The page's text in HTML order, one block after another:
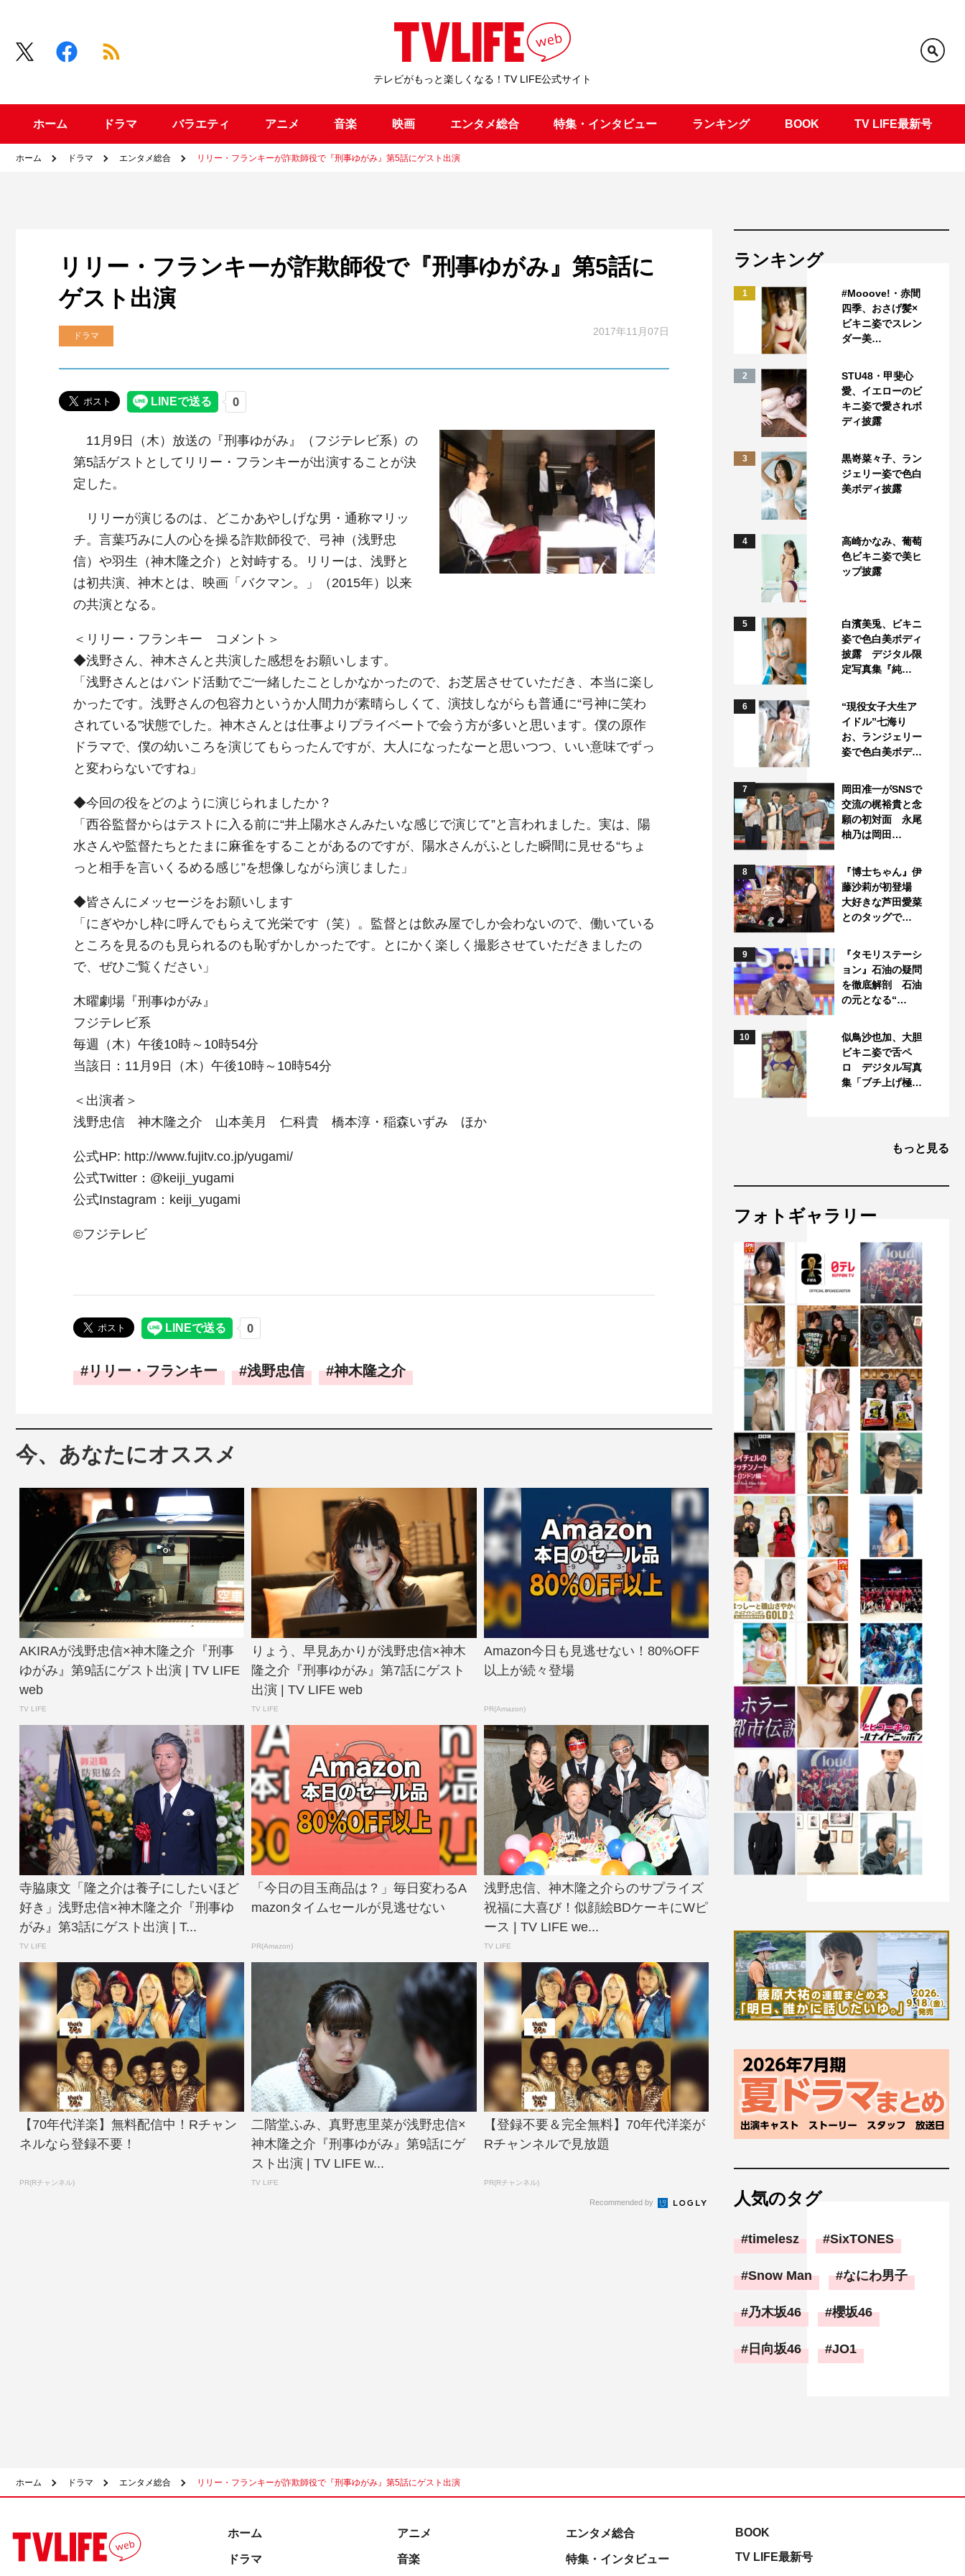
テレビがもっと楽しくなる！TV LIFE公式サイト
ホーム ドラマ バラエティ アニメ 音楽 映画 エンタメ総合 特集・インタビュー ランキング BOOK TV LIFE最新号
ホーム ドラマ エンタメ総合 リリー・フランキーが詐欺師役で『刑事ゆがみ』第5話にゲスト出演
リリー・フランキーが詐欺師役で『刑事ゆがみ』第5話に
ゲスト出演
ドラマ 2017年11月07日
11月9日（木）放送の『刑事ゆがみ』（フジテレビ系）の
第5話ゲストとしてリリー・フランキーが出演することが決
定した。
リリーが演じるのは、どこかあやしげな男・通称マリッ
チ。言葉巧みに人の心を操る詐欺師役で、弓神（浅野忠
信）や羽生（神木隆之介）と対峙する。リリーは、浅野と
は初共演、神木とは、映画「バクマン。」（2015年）以来
の共演となる。
＜リリー・フランキー コメント＞
◆浅野さん、神木さんと共演した感想をお願いします。
「浅野さんとはバンド活動でご一緒したことしかなかったので、お芝居させていただき、本当に楽し
かったです。浅野さんの包容力というか人間力が素晴らしくて、演技しながらも普通に“弓神に笑わ
されている”状態でした。神木さんとは仕事よりプライベートで会う方が多いと思います。僕の原作
ドラマで、僕の幼いころを演じてもらったんですが、大人になったなーと思いつつ、いい意味でずっ
と変わらないですね」
◆今回の役をどのように演じられましたか？
「西谷監督からはテストに入る前に“井上陽水さんみたいな感じで演じて”と言われました。実は、陽
水さんや監督たちとたまに麻雀をすることがあるのですが、陽水さんがふとした瞬間に見せる“ちょ
っと相手を言いくるめる感じ”を想像しながら演じました」
◆皆さんにメッセージをお願いします
「にぎやかし枠に呼んでもらえて光栄です（笑）。監督とは飲み屋でしか会わないので、働いている
ところを見るのも見られるのも恥ずかしかったです。とにかく楽しく撮影させていただきましたの
で、ぜひご覧ください」
木曜劇場『刑事ゆがみ』
フジテレビ系
毎週（木）午後10時～10時54分
当該日：11月9日（木）午後10時～10時54分
＜出演者＞
浅野忠信 神木隆之介 山本美月 仁科貴 橋本淳・稲森いずみ ほか
公式HP: http://www.fujitv.co.jp/yugami/
公式Twitter：@keiji_yugami
公式Instagram：keiji_yugami
©フジテレビ
リリー・フランキー 浅野忠信 神木隆之介
今、あなたにオススメ
AKIRAが浅野忠信×神木隆之介『刑事
ゆがみ』第9話にゲスト出演 | TV LIFE
web
TV LIFE
りょう、早見あかりが浅野忠信×神木
隆之介『刑事ゆがみ』第7話にゲスト
出演 | TV LIFE web
TV LIFE
Amazon今日も見逃せない！80%OFF
以上が続々登場
PR(Amazon)
寺脇康文「隆之介は養子にしたいほど
好き」浅野忠信×神木隆之介『刑事ゆ
がみ』第3話にゲスト出演 | T...
TV LIFE
「今日の目玉商品は？」毎日変わるA
mazonタイムセールが見逃せない
PR(Amazon)
浅野忠信、神木隆之介らのサプライズ
祝福に大喜び！似顔絵BDケーキにWピ
ース | TV LIFE we...
TV LIFE
【70年代洋楽】無料配信中！Rチャン
ネルなら登録不要！
PR(Rチャンネル)
二階堂ふみ、真野恵里菜が浅野忠信×
神木隆之介『刑事ゆがみ』第9話にゲ
スト出演 | TV LIFE w...
TV LIFE
【登録不要＆完全無料】70年代洋楽が
Rチャンネルで見放題
PR(Rチャンネル)
Recommended by
ランキング
1
#Mooove!・赤間
四季、おさげ髪×
ビキニ姿でスレン
ダー美…
2
STU48・甲斐心
愛、イエローのビ
キニ姿で愛されボ
ディ披露
3
黒嵜菜々子、ラン
ジェリー姿で色白
美ボディ披露
4
高崎かなみ、葡萄
色ビキニ姿で美ヒ
ップ披露
5
白濱美兎、ビキニ
姿で色白美ボディ
披露 デジタル限
定写真集『純…
6
“現役女子大生ア
イドル”七海り
お、ランジェリー
姿で色白美ボデ…
7
岡田准一がSNSで
交流の梶裕貴と念
願の初対面 永尾
柚乃は岡田…
8
『博士ちゃん』伊
藤沙莉が初登場
大好きな芦田愛菜
とのタッグで…
9
『タモリステーシ
ョン』石油の疑問
を徹底解剖 石油
の元となる“…
10
似鳥沙也加、大胆
ビキニ姿で舌ペ
ロ デジタル写真
集「ブチ上げ極…
もっと見る
フォトギャラリー
人気のタグ
timelesz SixTONES
Snow Man なにわ男子
乃木坂46 櫻坂46
日向坂46 JO1
ホーム ドラマ エンタメ総合 リリー・フランキーが詐欺師役で『刑事ゆがみ』第5話にゲスト出演
ホーム
ドラマ
アニメ
音楽
エンタメ総合
特集・インタビュー
BOOK
TV LIFE最新号